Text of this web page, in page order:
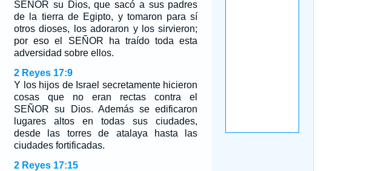
SEÑOR su Dios, que sacó a sus padres
de la tierra de Egipto, y tomaron para sí
otros dioses, los adoraron y los sirvieron;
por eso el SEÑOR ha traído toda esta
adversidad sobre ellos.
2 Reyes 17:9
Y los hijos de Israel secretamente hicieron
cosas que no eran rectas contra el
SEÑOR su Dios. Además se edificaron
lugares altos en todas sus ciudades,
desde las torres de atalaya hasta las
ciudades fortificadas.
2 Reyes 17:15